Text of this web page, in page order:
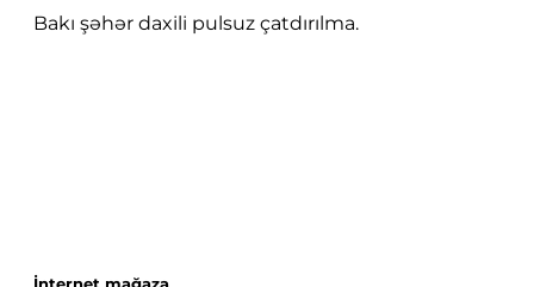
Bakı şəhər daxili pulsuz çatdırılma.